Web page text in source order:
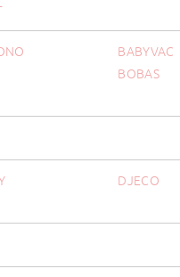
BABYVAC
BOBAS
DJECO